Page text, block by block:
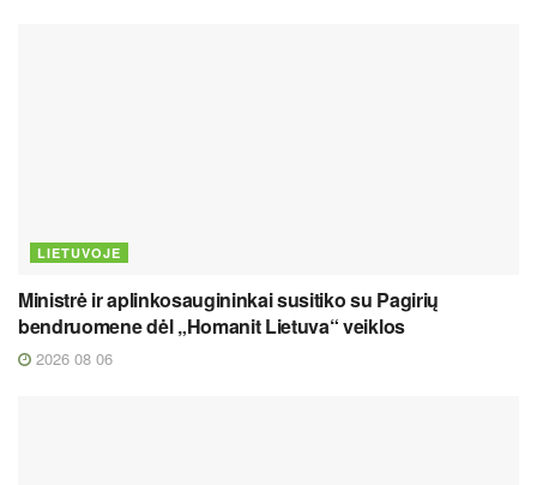
LIETUVOJE
Ministrė ir aplinkosaugininkai susitiko su Pagirių
bendruomene dėl „Homanit Lietuva“ veiklos
2026 08 06